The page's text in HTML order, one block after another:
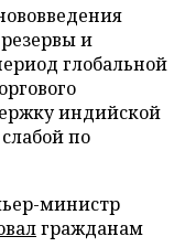
и
глобальной
индийской
по
министр
гражданам